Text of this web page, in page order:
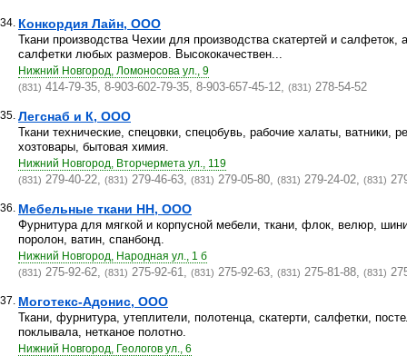
34. Конкордия Лайн, ООО
Ткани производства Чехии для производства скатертей и салфеток,
салфетки любых размеров. Высококачествен...
Нижний Новгород, Ломоносова ул., 9
(831) 414-79-35, 8-903-602-79-35, 8-903-657-45-12, (831) 278-54-52
35. Легснаб и К, ООО
Ткани технические, спецовки, спецобувь, рабочие халаты, ватники,
хозтовары, бытовая химия.
Нижний Новгород, Вторчермета ул., 119
(831) 279-40-22, (831) 279-46-63, (831) 279-05-80, (831) 279-24-02, (831)
36. Мебельные ткани НН, ООО
Фурнитура для мягкой и корпусной мебели, ткани, флок, велюр,
поролон, ватин, спанбонд.
Нижний Новгород, Народная ул., 1 б
(831) 275-92-62, (831) 275-92-61, (831) 275-92-63, (831) 275-81-88, (831)
37. Моготекс-Адонис, ООО
Ткани, фурнитура, утеплители, полотенца, скатерти, салфетки,
поклывала, нетканое полотно.
Нижний Новгород, Геологов ул., 6